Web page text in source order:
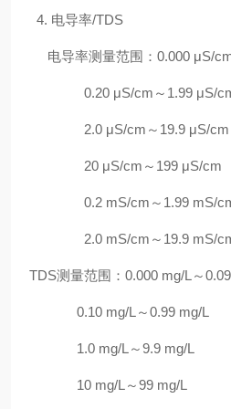
4. 电导率/TDS
电导率测量范围：0.000 μS/
0.20 μS/cm～1.99 μS/
2.0 μS/cm～19.9 μS/cm
20 μS/cm～199 μS/cm
0.2 mS/cm～1.99 mS/
2.0 mS/cm～19.9 mS/
TDS测量范围：0.000 mg/L～
0.10 mg/L～0.99 mg/L
1.0 mg/L～9.9 mg/L
10 mg/L～99 mg/L